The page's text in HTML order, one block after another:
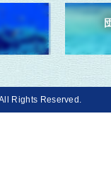
All Rights Reserved.